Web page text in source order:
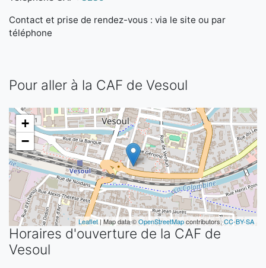
Contact et prise de rendez-vous : via le site ou par
téléphone
Pour aller à la CAF de Vesoul
+
−
Leaflet| Map data ©OpenStreetMapcontributors,CC-BY-SA
Horaires d'ouverture de la CAF de
Vesoul